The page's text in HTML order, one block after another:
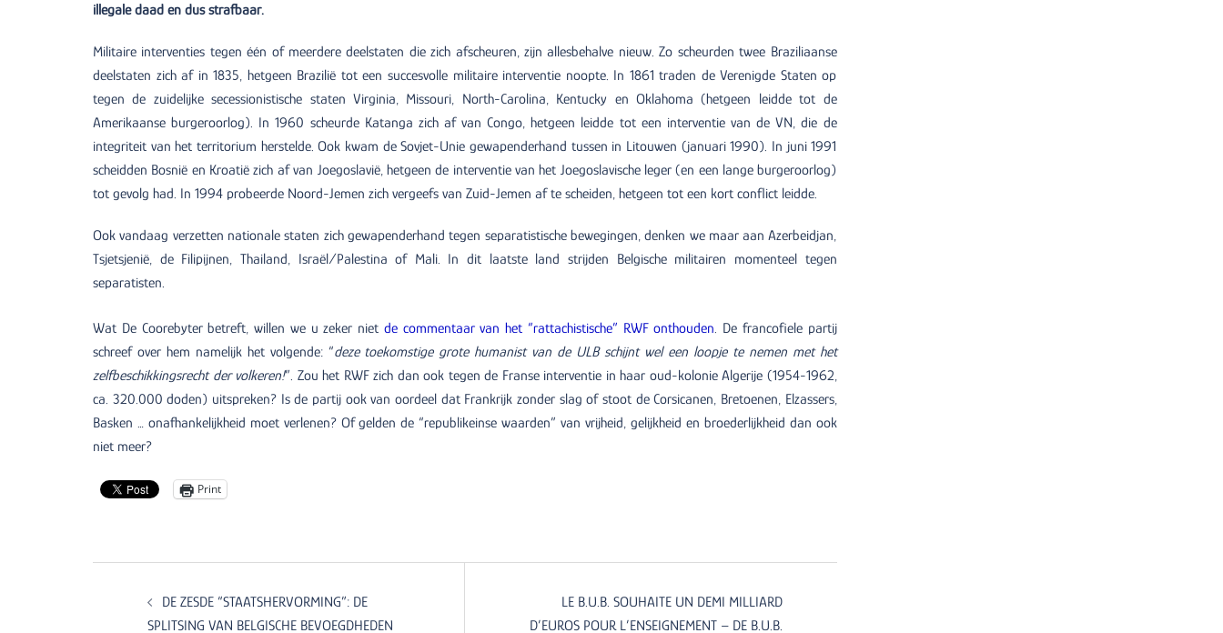
illegale daad en dus strafbaar.
Militaire interventies tegen één of meerdere deelstaten die zich afscheuren, zijn allesbehalve nieuw. Zo scheurden twee Braziliaanse
deelstaten zich af in 1835, hetgeen Brazilië tot een succesvolle militaire interventie noopte. In 1861 traden de Verenigde Staten op
tegen de zuidelijke secessionistische staten Virginia, Missouri, North-Carolina, Kentucky en Oklahoma (hetgeen leidde tot de
Amerikaanse burgeroorlog). In 1960 scheurde Katanga zich af van Congo, hetgeen leidde tot een interventie van de VN, die de
integriteit van het territorium herstelde. Ook kwam de Sovjet-Unie gewapenderhand tussen in Litouwen (januari 1990). In juni 1991
scheidden Bosnië en Kroatië zich af van Joegoslavië, hetgeen de interventie van het Joegoslavische leger (en een lange burgeroorlog)
tot gevolg had. In 1994 probeerde Noord-Jemen zich vergeefs van Zuid-Jemen af te scheiden, hetgeen tot een kort conflict leidde.
Ook vandaag verzetten nationale staten zich gewapenderhand tegen separatistische bewegingen, denken we maar aan Azerbeidjan,
Tsjetsjenië, de Filipijnen, Thailand, Israël/Palestina of Mali. In dit laatste land strijden Belgische militairen momenteel tegen
separatisten.
Wat De Coorebyter betreft, willen we u zeker niet de commentaar van het “rattachistische” RWF onthouden. De francofiele partij
schreef over hem namelijk het volgende: “deze toekomstige grote humanist van de ULB schijnt wel een loopje te nemen met het
zelfbeschikkingsrecht der volkeren!”. Zou het RWF zich dan ook tegen de Franse interventie in haar oud-kolonie Algerije (1954-1962,
ca. 320.000 doden) uitspreken? Is de partij ook van oordeel dat Frankrijk zonder slag of stoot de Corsicanen, Bretoenen, Elzassers,
Basken … onafhankelijkheid moet verlenen? Of gelden de “republikeinse waarden” van vrijheid, gelijkheid en broederlijkheid dan ook
niet meer?
Print
Post
navigation
DE ZESDE “STAATSHERVORMING”: DE
SPLITSING VAN BELGISCHE BEVOEGDHEDEN
LE B.U.B. SOUHAITE UN DEMI MILLIARD
D’EUROS POUR L’ENSEIGNEMENT – DE B.U.B.